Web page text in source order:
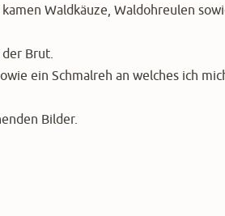
Waldkäuze, Waldohreulen
Brut.
ein Schmalreh an welches ich
Bilder.